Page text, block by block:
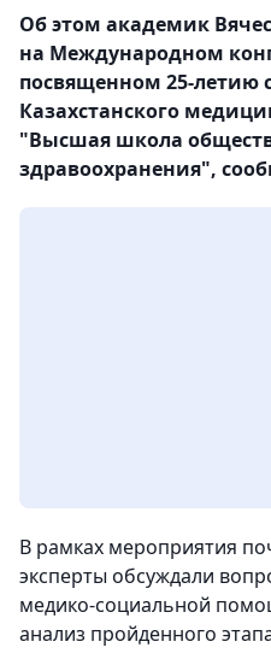
Об этом академик
на Международном
посвященном 25-летию
Казахстанского
"Высшая школа
здравоохранения",
В рамках мероприятия
эксперты обсуждали
медико-социальной
анализ пройденного